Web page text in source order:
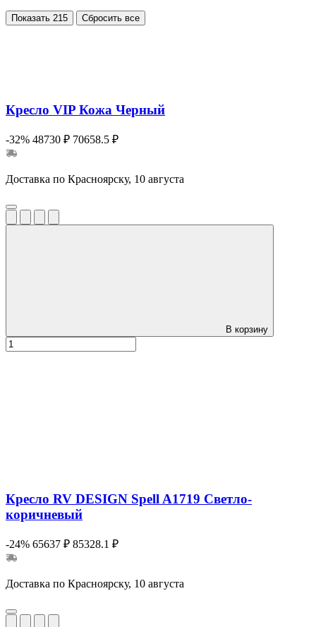
Показать 215 Сбросить все
Кресло VIP Кожа Черный
-32% 48730 ₽ 70658.5 ₽
Доставка по Красноярску, 10 августа
В корзину
Кресло RV DESIGN Spell A1719 Светло-
коричневый
-24% 65637 ₽ 85328.1 ₽
Доставка по Красноярску, 10 августа